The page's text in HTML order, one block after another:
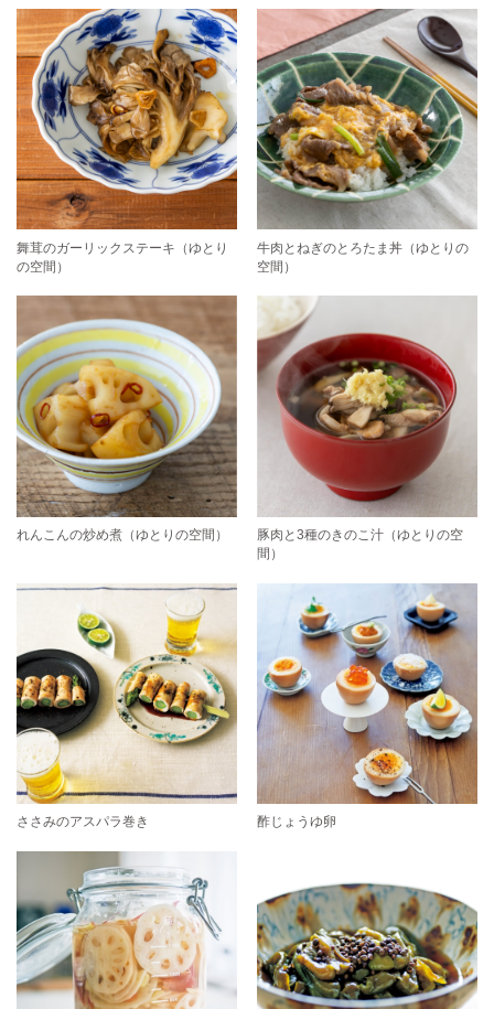
舞茸のガーリックステーキ（ゆとり
の空間）
牛肉とねぎのとろたま丼（ゆとりの
空間）
れんこんの炒め煮（ゆとりの空間）
豚肉と3種のきのこ汁（ゆとりの空
間）
ささみのアスパラ巻き 酢じょうゆ卵